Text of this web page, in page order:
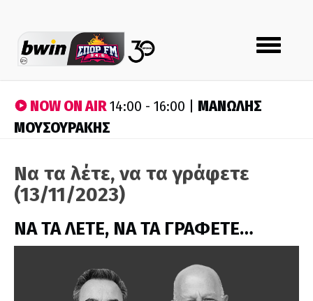
Toggle
navigation
NOW ON AIR14:00 - 16:00 | ΜΑΝΩΛΗΣ
ΜΟΥΣΟΥΡΑΚΗΣ
Να τα λέτε, να τα γράφετε
(13/11/2023)
ΝΑ ΤΑ ΛΕΤΕ, ΝΑ ΤΑ ΓΡΑΦΕΤΕ…